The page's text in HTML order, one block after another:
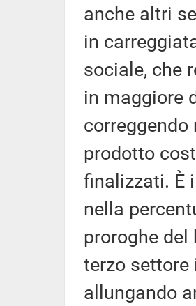
anche altri
in
sociale, che
in maggiore
prodotto
finalizzati. È
nella
proroghe
terzo settore
allungando